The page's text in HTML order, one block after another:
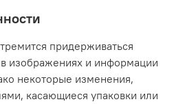
придерживаться
изображениях и информации
некоторые изменения,
касающиеся упаковки или